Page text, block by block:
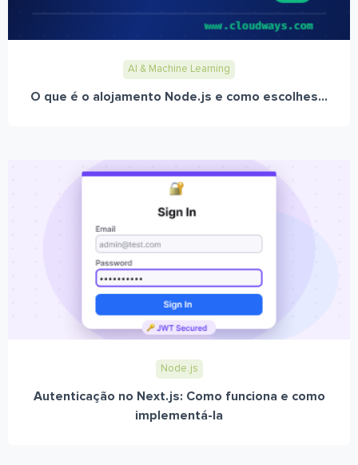
AI & Machine Learning
O que é o alojamento Node.js e como escolhes...
Node.js
Autenticação no Next.js: Como funciona e como
implementá-la